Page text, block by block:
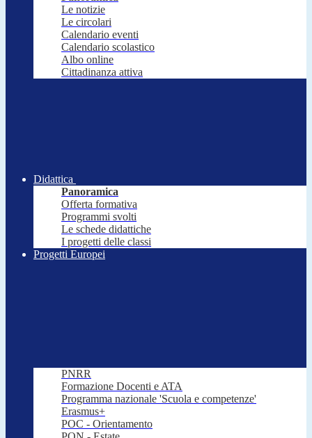
Le notizie
Le circolari
Calendario eventi
Calendario scolastico
Albo online
Cittadinanza attiva
Didattica
Panoramica
Offerta formativa
Programmi svolti
Le schede didattiche
I progetti delle classi
Progetti Europei
PNRR
Formazione Docenti e ATA
Programma nazionale 'Scuola e competenze'
Erasmus+
POC - Orientamento